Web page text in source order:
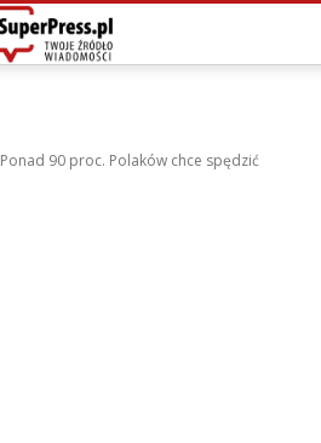
Ponad 90 proc. Polaków chce spędzić